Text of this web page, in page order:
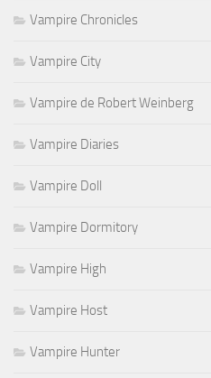
Vampire Chronicles
Vampire City
Vampire de Robert Weinberg
Vampire Diaries
Vampire Doll
Vampire Dormitory
Vampire High
Vampire Host
Vampire Hunter